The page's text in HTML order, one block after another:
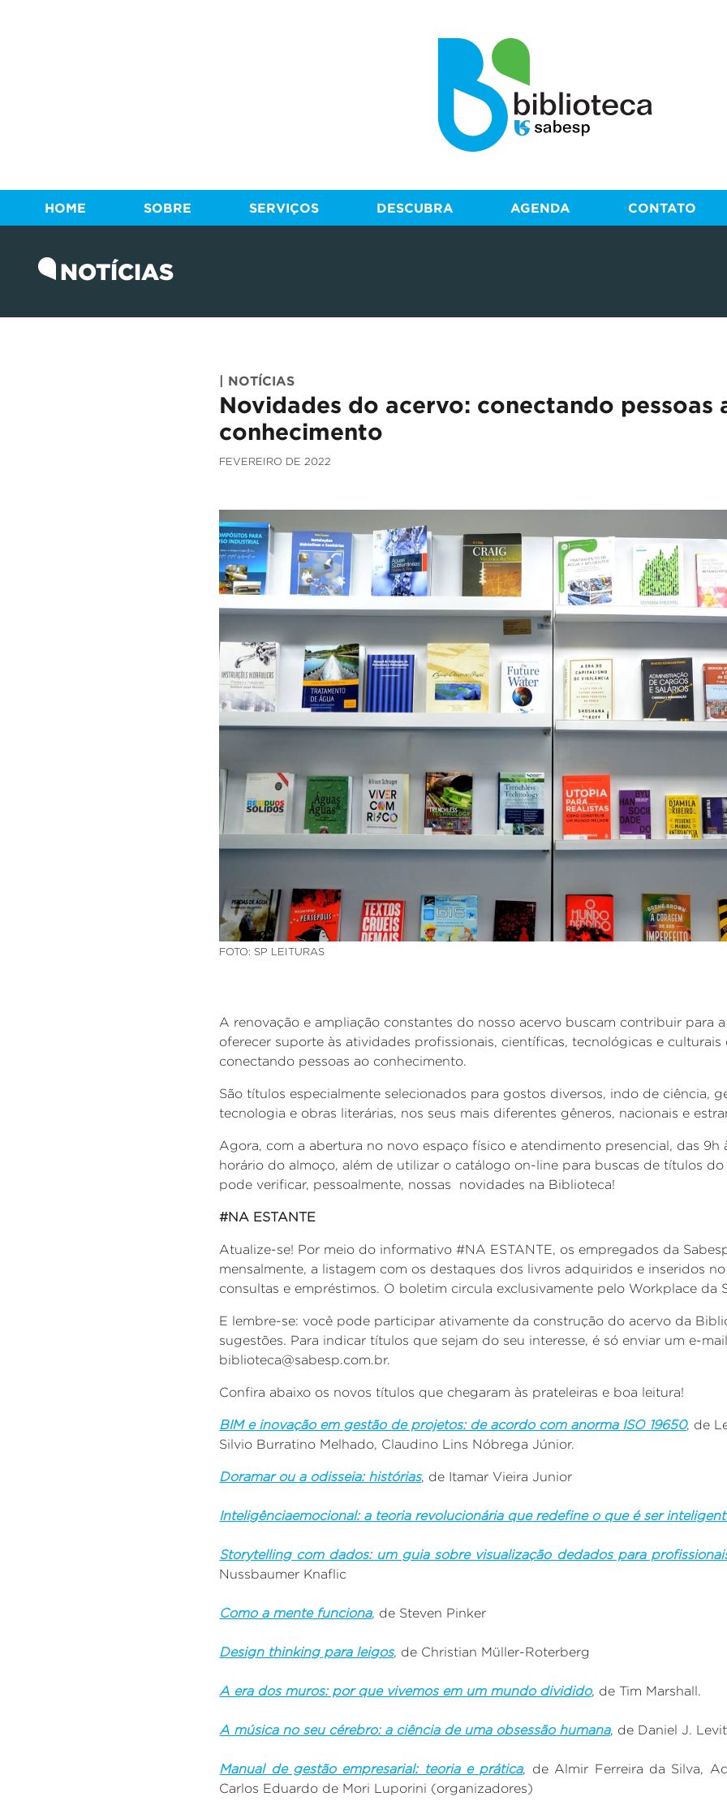
HOME SOBRE SERVIÇOS DESCUBRA AGENDA CONTATO
NOTÍCIAS
| NOTÍCIAS
Novidades do acervo: conectando pessoas
conhecimento
FEVEREIRO DE 2022
FOTO: SP LEITURAS
A renovação e ampliação constantes do nosso acervo buscam contribuir para
oferecer suporte às atividades profissionais, científicas, tecnológicas e culturais
conectando pessoas ao conhecimento.
São títulos especialmente selecionados para gostos diversos, indo de ciência,
tecnologia e obras literárias, nos seus mais diferentes gêneros, nacionais e
Agora, com a abertura no novo espaço físico e atendimento presencial, das 9h
horário do almoço, além de utilizar o catálogo on-line para buscas de títulos do
pode verificar, pessoalmente, nossas novidades na Biblioteca!
#NA ESTANTE
Atualize-se! Por meio do informativo #NA ESTANTE, os empregados da
mensalmente, a listagem com os destaques dos livros adquiridos e inseridos
consultas e empréstimos. O boletim circula exclusivamente pelo Workplace da
E lembre-se: você pode participar ativamente da construção do acervo da
sugestões. Para indicar títulos que sejam do seu interesse, é só enviar um e-
biblioteca@sabesp.com.br.
Confira abaixo os novos títulos que chegaram às prateleiras e boa leitura!
BIM e inovação em gestão de projetos: de acordo com anorma ISO 19650, de
Silvio Burratino Melhado, Claudino Lins Nóbrega Júnior.
Doramar ou a odisseia: histórias, de Itamar Vieira Junior
Inteligênciaemocional: a teoria revolucionária que redefine o que é ser
Storytelling com dados: um guia sobre visualização dedados para
Nussbaumer Knaflic
Como a mente funciona, de Steven Pinker
Design thinking para leigos, de Christian Müller-Roterberg
A era dos muros: por que vivemos em um mundo dividido, de Tim Marshall.
A música no seu cérebro: a ciência de uma obsessão humana, de Daniel J.
Manual de gestão empresarial: teoria e prática, de Almir Ferreira da Silva,
Carlos Eduardo de Mori Luporini (organizadores)